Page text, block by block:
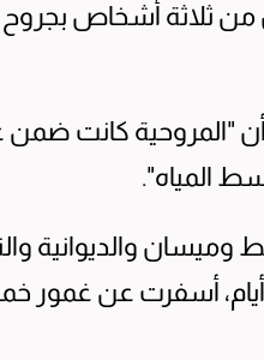
ثلاثة أشخاص بجروح
"المروحية كانت ضمن
المياه".
وميسان والديوانية
أسفرت عن غمور